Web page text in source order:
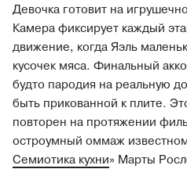
Девочка готовит на
Камера фиксирует каждый
движение, когда Яэль
кусочек мяса. Финальный
будто пародия на реальную
быть прикованной к плите.
повторен на протяжении
остроумный оммаж
Семиотика кухни» Марты